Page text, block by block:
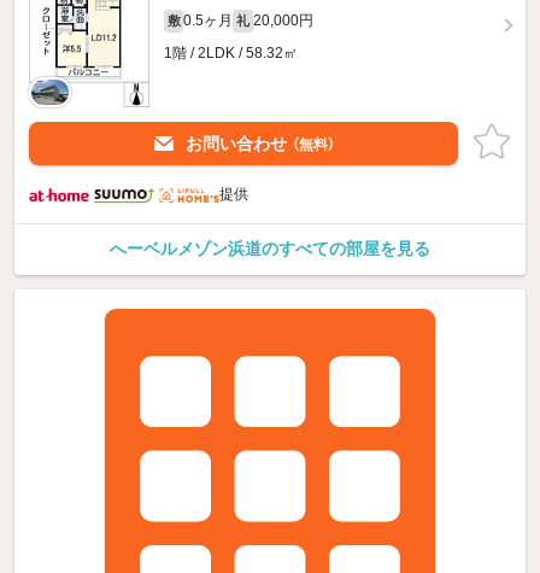
敷 0.5ヶ月 礼 20,000円
1階 / 2LDK / 58.32㎡
お問い合わせ （無料）
提供
へーベルメゾン浜道のすべての部屋を見る